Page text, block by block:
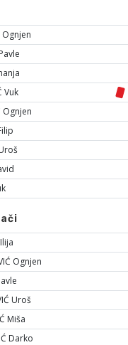
Ognjen
Vuk
Ognjen
Ognjen
Uroš
Miša
Darko